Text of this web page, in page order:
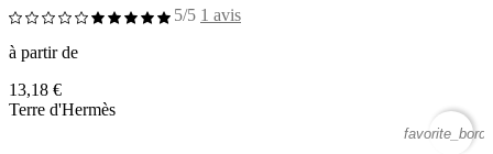
5/5 1 avis
à partir de
13,18 €
Terre d'Hermès